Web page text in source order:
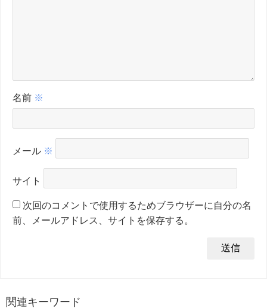
名前 ※
メール ※
サイト
次回のコメントで使用するためブラウザーに自分の名
前、メールアドレス、サイトを保存する。
関連キーワード